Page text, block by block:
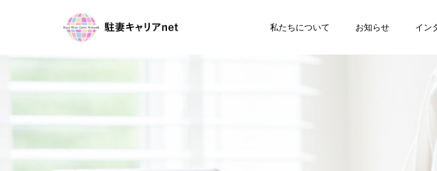
私たちについて お知らせ イン